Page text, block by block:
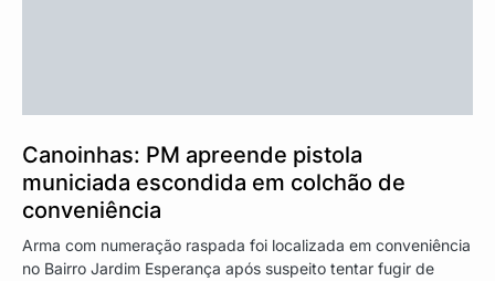
Canoinhas: PM apreende pistola
municiada escondida em colchão de
conveniência
Arma com numeração raspada foi localizada em conveniência
no Bairro Jardim Esperança após suspeito tentar fugir de